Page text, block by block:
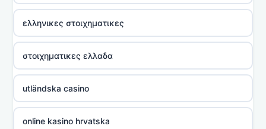
ελληνικες στοιχηματικες
στοιχηματικες ελλαδα
utländska casino
online kasino hrvatska